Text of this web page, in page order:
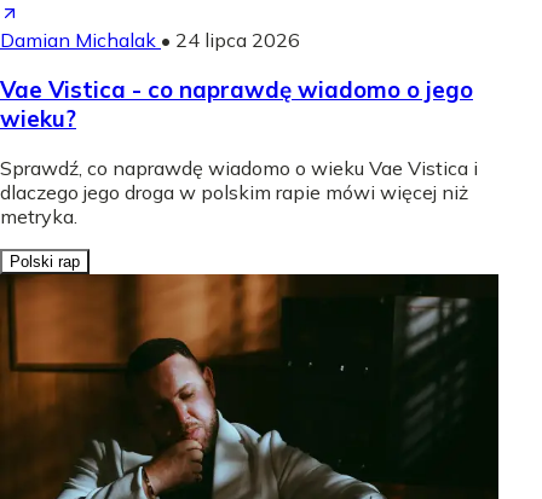
Damian Michalak • 24 lipca 2026
Vae Vistica - co naprawdę wiadomo o jego
wieku?
Sprawdź, co naprawdę wiadomo o wieku Vae Vistica i
dlaczego jego droga w polskim rapie mówi więcej niż
metryka.
Polski rap